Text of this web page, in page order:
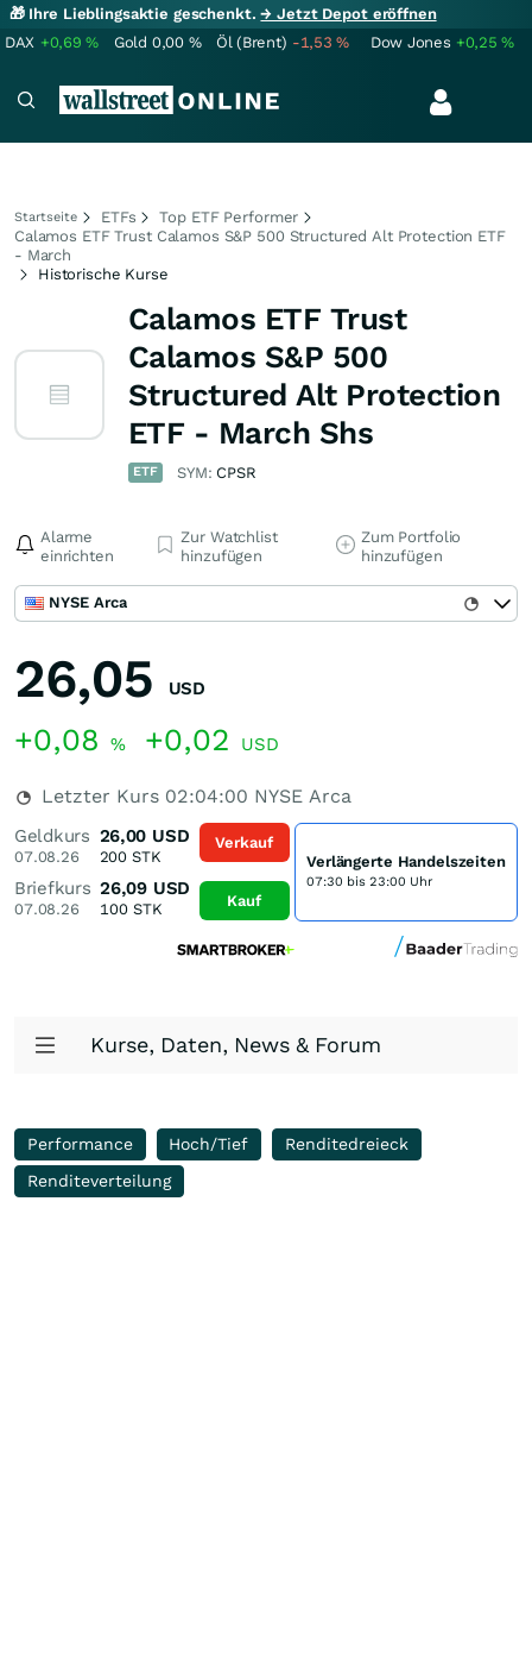
🎁 Ihre Lieblingsaktie geschenkt.→ Jetzt Depot eröffnen
DAX +0,69% Gold 0,00 % Öl (Brent) -1,53% Dow Jones +0,25%
Startseite ETFs
Top ETF Performer
Calamos ETF Trust Calamos S&P 500 Structured Alt Protection ETF
- March
Historische Kurse
Calamos ETF Trust
Calamos S&P 500
Structured Alt Protection
ETF - March Shs
ETF SYM: CPSR
Alarme
einrichten
Zur Watchlist
hinzufügen
Zum Portfolio
hinzufügen
NYSE Arca
26,05 USD
+0,08 % +0,02 USD
Letzter Kurs 02:04:00 NYSE Arca
Geldkurs
07.08.26
26,00 USD
200 STK
Briefkurs
07.08.26
26,09 USD
100STK
Verkauf
Kauf
Verlängerte Handelszeiten
07:30 bis 23:00 Uhr
Kurse, Daten, News & Forum
Performance Hoch/Tief
Renditedreieck
Renditeverteilung